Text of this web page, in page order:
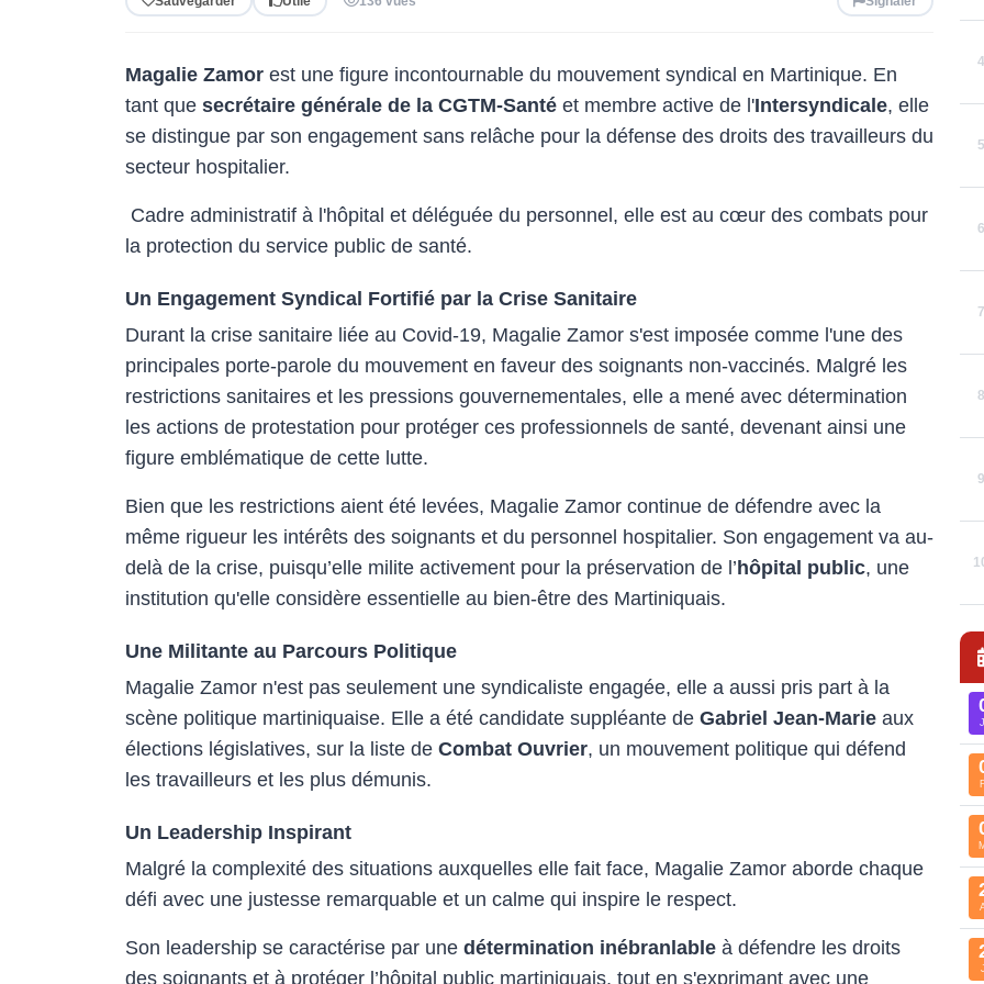
Magalie Zamor est une figure incontournable du mouvement syndical en Martinique. En
tant que secrétaire générale de la CGTM-Santé et membre active de l'Intersyndicale, elle
se distingue par son engagement sans relâche pour la défense des droits des travailleurs du
secteur hospitalier.
Cadre administratif à l'hôpital et déléguée du personnel, elle est au cœur des combats pour
la protection du service public de santé.
Un Engagement Syndical Fortifié par la Crise Sanitaire
Durant la crise sanitaire liée au Covid-19, Magalie Zamor s'est imposée comme l'une des
principales porte-parole du mouvement en faveur des soignants non-vaccinés. Malgré les
restrictions sanitaires et les pressions gouvernementales, elle a mené avec détermination
les actions de protestation pour protéger ces professionnels de santé, devenant ainsi une
figure emblématique de cette lutte.
Bien que les restrictions aient été levées, Magalie Zamor continue de défendre avec la
même rigueur les intérêts des soignants et du personnel hospitalier. Son engagement va au-
delà de la crise, puisqu’elle milite activement pour la préservation de l’hôpital public, une
institution qu'elle considère essentielle au bien-être des Martiniquais.
Une Militante au Parcours Politique
Magalie Zamor n'est pas seulement une syndicaliste engagée, elle a aussi pris part à la
scène politique martiniquaise. Elle a été candidate suppléante de Gabriel Jean-Marie aux
élections législatives, sur la liste de Combat Ouvrier, un mouvement politique qui défend
les travailleurs et les plus démunis.
Un Leadership Inspirant
Malgré la complexité des situations auxquelles elle fait face, Magalie Zamor aborde chaque
défi avec une justesse remarquable et un calme qui inspire le respect.
Son leadership se caractérise par une détermination inébranlable à défendre les droits
des soignants et à protéger l’hôpital public martiniquais, tout en s'exprimant avec une
4
5
6
7
8
9